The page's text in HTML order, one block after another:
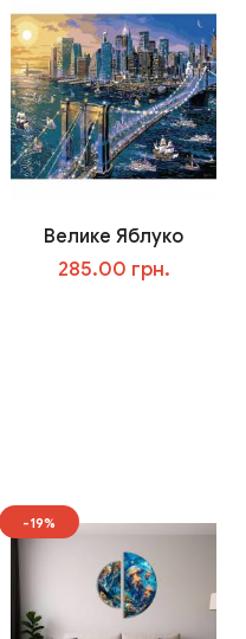
Велике Яблуко
285.00 грн.
-19%